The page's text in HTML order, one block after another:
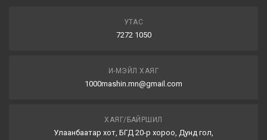
УТАС
7272 1050
И-МЭЙЛ ХАЯГ
1000mashin.mn@gmail.com
ХАЯГ/БАЙРШИЛ
Улаанбаатар хот, БГД 20-р хороо, Дунд гол,